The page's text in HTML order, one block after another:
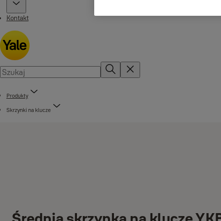
Kontakt
Produkty
Skrzynki na klucze